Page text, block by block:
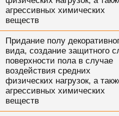
агрессивных химических
веществ
Придание полу
вида, создание защитного
поверхности пола в случае
воздействия средних
физических нагрузок, а
агрессивных химических
веществ